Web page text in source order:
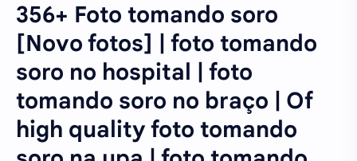
356+ Foto tomando soro
[Novo fotos] | foto tomando
soro no hospital | foto
tomando soro no braço | Of
high quality foto tomando